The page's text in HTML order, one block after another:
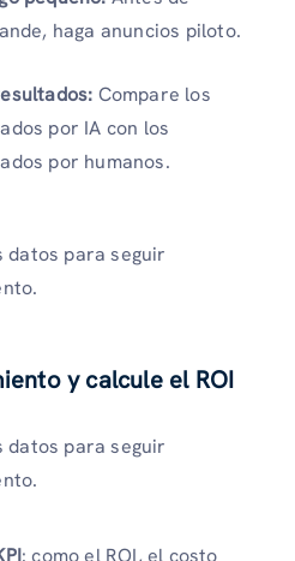
haga anuncios piloto.
Compare los
por IA con los
por humanos.
datos para seguir
y calcule el ROI
datos para seguir
: como el ROI, el costo